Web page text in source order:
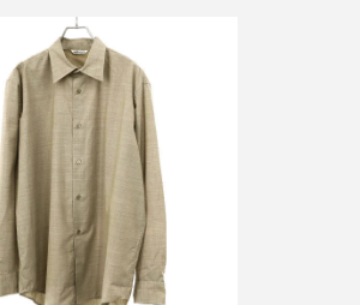
ラリー 24SS SUPER FINE
WOOL SHIRT スーパーフ
ン トロピカルウール シャツ
買取金額12,000円
詳しく見る